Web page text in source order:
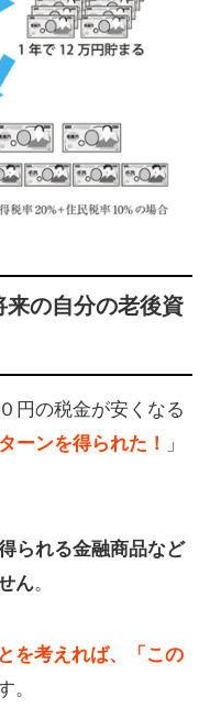
の自分の老後資
円の税金が安くなる
ーンを得られた！
」
られる金融商品など
ん。
を考えれば、「この
。